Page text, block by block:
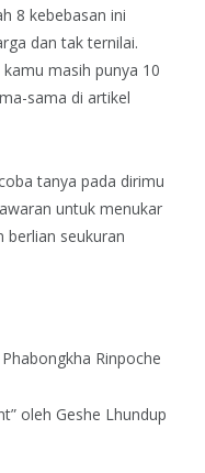
8 kebebasan ini
dan tak ternilai.
masih punya 10
sama di artikel
tanya pada dirimu
untuk menukar
berlian seukuran
Rinpoche
oleh Geshe Lhundup